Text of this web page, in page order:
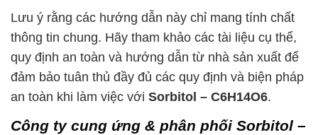
Lưu ý rằng các hướng dẫn này chỉ mang tính chất
thông tin chung. Hãy tham khảo các tài liệu cụ thể,
quy định an toàn và hướng dẫn từ nhà sản xuất để
đảm bảo tuân thủ đầy đủ các quy định và biện pháp
an toàn khi làm việc với Sorbitol – C6H14O6.
Công ty cung ứng & phân phối Sorbitol –